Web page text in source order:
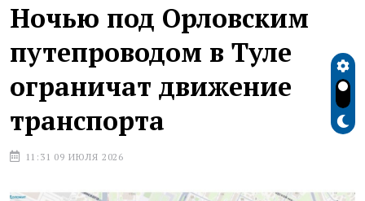
Ночью под Орловским
путепроводом в Туле
ограничат движение
транспорта
11:31 09 ИЮЛЯ 2026